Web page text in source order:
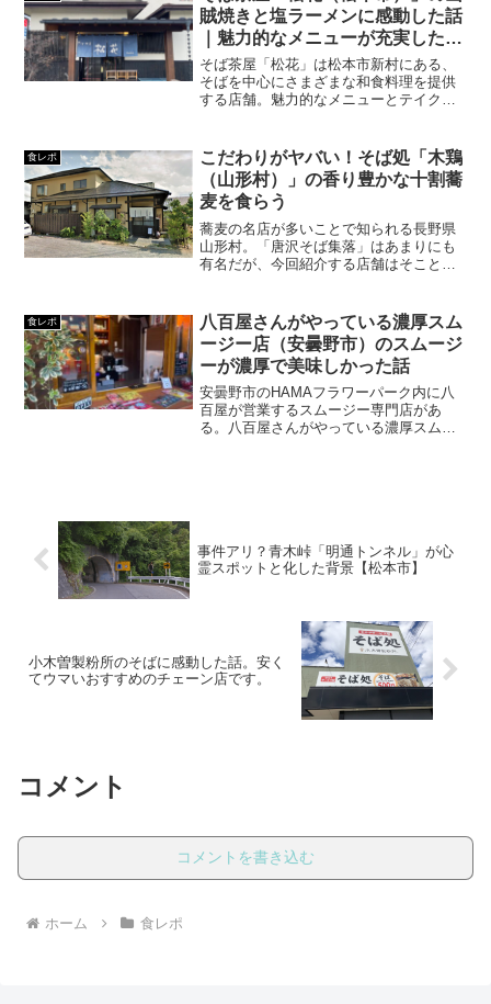
ルン・ジェラート・ファクトリーをレビ
ューしています。
賊焼きと塩ラーメンに感動した話
｜魅力的なメニューが充実した和
食料理店
そば茶屋「松花」は松本市新村にある、
そばを中心にさまざまな和食料理を提供
する店舗。魅力的なメニューとテイクア
ルの極みを感じる塩ラーメンです。
食レポ
こだわりがヤバい！そば処「木鶏
（山形村）」の香り豊かな十割蕎
麦を食らう
蕎麦の名店が多いことで知られる長野県
山形村。「唐沢そば集落」はあまりにも
有名だが、今回紹介する店舗はそことは
され今現在も人気のこだわりが尋常でな
い蕎麦屋。香り豊かな十...
食レポ
八百屋さんがやっている濃厚スム
ージー店（安曇野市）のスムージ
ーが濃厚で美味しかった話
安曇野市のHAMAフラワーパーク内に八
百屋が営業するスムージー専門店があ
る。八百屋さんがやっている濃厚スムー
事件アリ？青木峠「明通トンネル」が心
霊スポットと化した背景【松本市】
小木曽製粉所のそばに感動した話。安く
てウマいおすすめのチェーン店です。
コメント
コメントを書き込む
ホーム 食レポ